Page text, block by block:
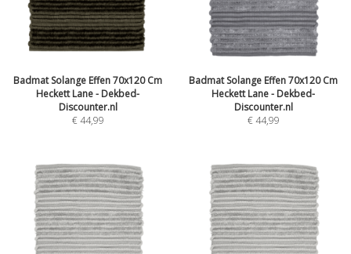
Badmat Solange Effen 70x120 Cm
Heckett Lane - Dekbed-
Discounter.nl
€ 44,99
Badmat Solange Effen 70x120 Cm
Heckett Lane - Dekbed-
Discounter.nl
€ 44,99